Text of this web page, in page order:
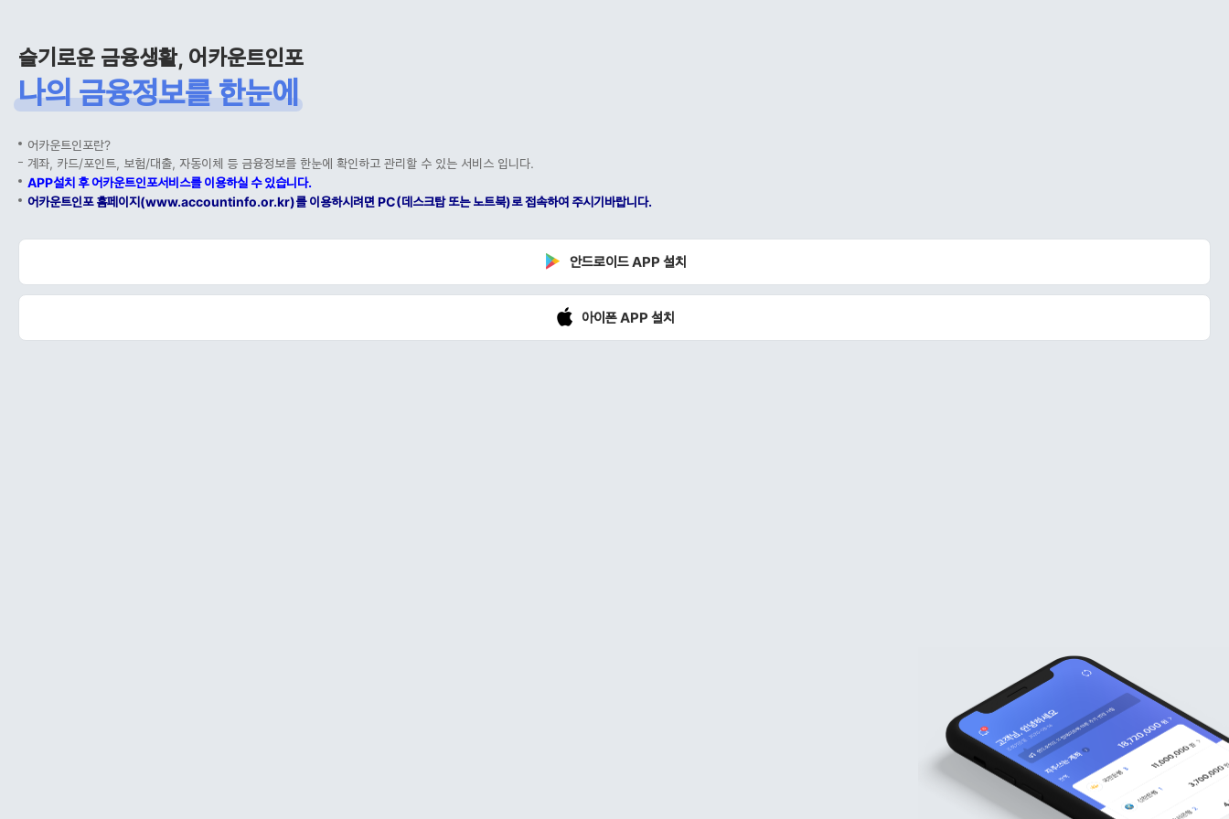
슬기로운 금융생활, 어카운트인포
나의 금융정보를 한눈에
어카운트인포란?
계좌, 카드/포인트, 보험/대출, 자동이체 등 금융정보를 한눈에 확인하고 관리할 수 있는 서비스 입니다.
APP설치 후 어카운트인포서비스를 이용하실 수 있습니다.
어카운트인포 홈페이지(www.accountinfo.or.kr)를 이용하시려면 PC(데스크탑 또는 노트북)로 접속하여 주시기바랍니다.
안드로이드 APP 설치
아이폰 APP 설치